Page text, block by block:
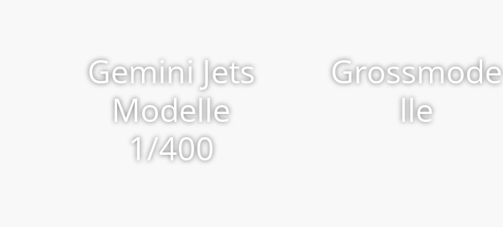
Gemini Jets
Modelle
1/400
Grossmode
lle